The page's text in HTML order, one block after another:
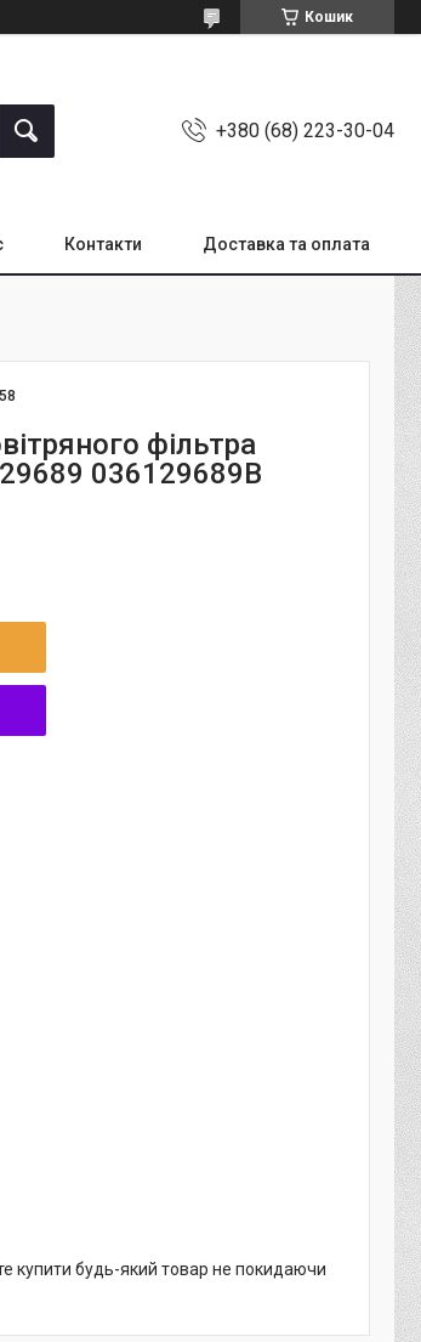
Кошик
+380 (68) 223-30-04
Контакти Доставка та оплата
фільтра
036129689B
купити будь-який товар не покидаючи